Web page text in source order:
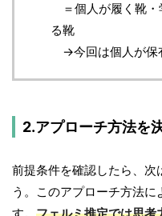
＝個人が履く靴・
る靴
→今回は個人が保
2.アプローチ方法を
前提条件を確認したら、次
う。このアプローチ方法に